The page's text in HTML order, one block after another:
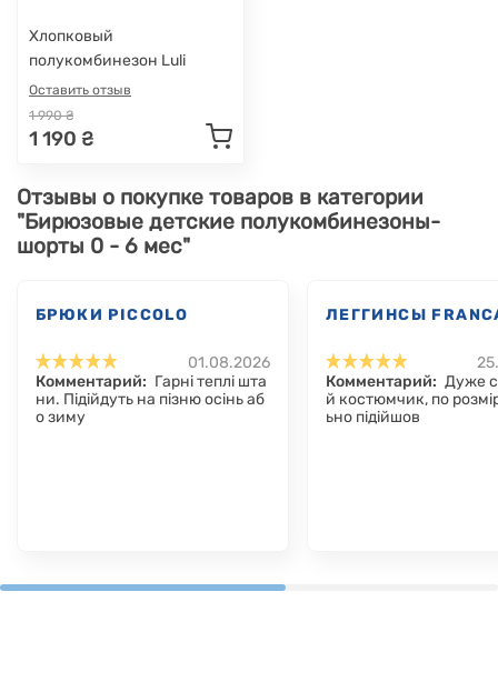
Хлопковый
полукомбинезон Luli
Оставить отзыв
1 990 ₴
1 190 ₴
Отзывы о покупке товаров в категории
"Бирюзовые детские полукомбинезоны-
шорты 0 - 6 мес"
БРЮКИ PICCOLO
01.08.2026
Комментарий: Гарні теплі шта
ни. Підійдуть на пізню осінь аб
о зиму
ЛЕГГИНСЫ
Комментарий: Дуже
й костюмчик, по
ьно підійшов